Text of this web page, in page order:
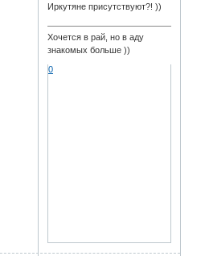
Иркутяне присутствуют?! ))
Хочется в рай, но в аду
знакомых больше ))
0